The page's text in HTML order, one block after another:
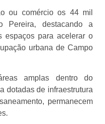
ou comércio os 44 mil
Pereira, destacando a
espaços para acelerar o
urbana de Campo
amplas dentro do
dotadas de infraestrutura
permanecem